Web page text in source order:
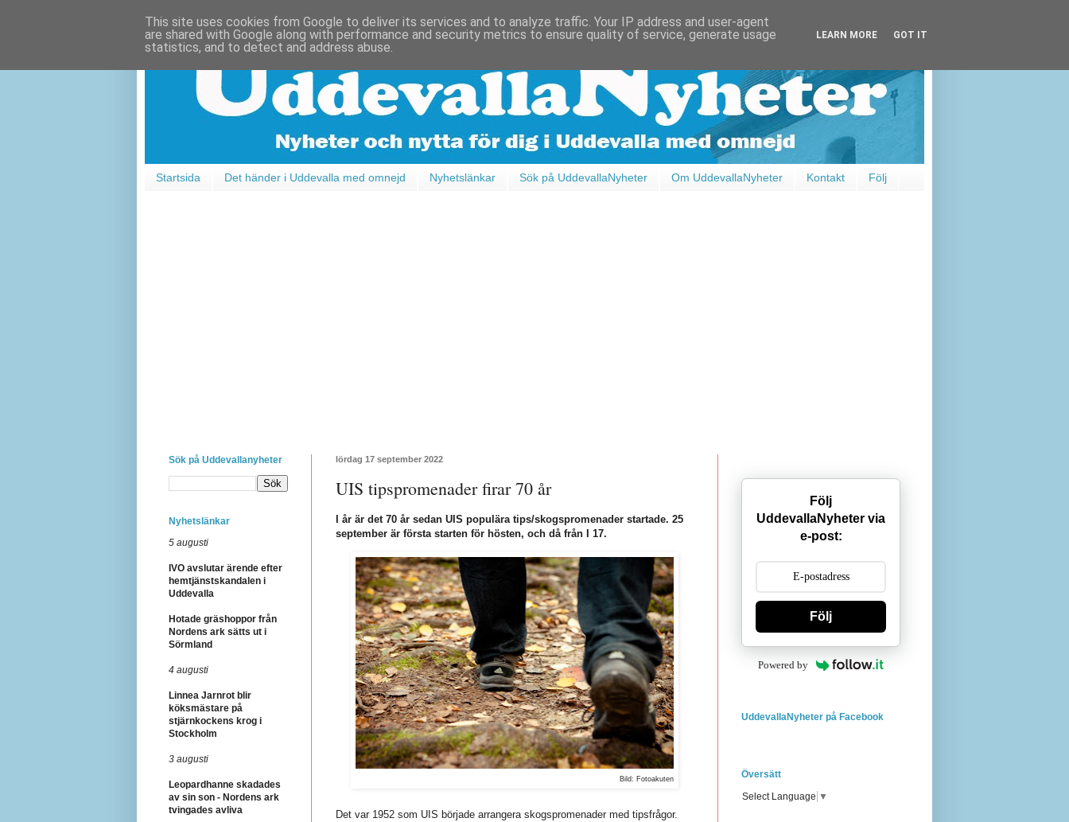
Startsida Det händer i Uddevalla med omnejd Nyhetslänkar Sök på UddevallaNyheter Om UddevallaNyheter Kontakt Följ
lördag 17 september 2022
UIS tipspromenader firar 70 år
I år är det 70 år sedan UIS populära tips/skogspromenader startade. 25
september är första starten för hösten, och då från I 17.
Bild: Fotoakuten
Det var 1952 som UIS började arrangera skogspromenader med tipsfrågor.
Sök på Uddevallanyheter
Nyhetslänkar
5 augusti
IVO avslutar ärende efter
hemtjänstskandalen i
Uddevalla
Hotade gräshoppor från
Nordens ark sätts ut i
Sörmland
4 augusti
Linnea Jarnrot blir
köksmästare på
stjärnkockens krog i
Stockholm
3 augusti
Leopardhanne skadades
av sin son - Nordens ark
tvingades avliva
Följ
UddevallaNyheter via
e-post:
Följ
Powered by
UddevallaNyheter på Facebook
Översätt
Select Language ▼
This site uses cookies from Google to deliver its services and to analyze traffic. Your IP address and user-agent
are shared with Google along with performance and security metrics to ensure quality of service, generate usage
statistics, and to detect and address abuse.
LEARN MORE GOT IT